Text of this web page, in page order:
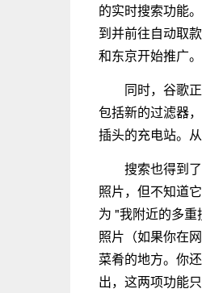
的实时搜索功能
到并前往自动取
和东京开始推广。
同时，谷歌
包括新的过滤器
插头的充电站。
搜索也得到
照片，但不知道
为 "我附近的多
照片（如果你在
菜肴的地方。你
出，这两项功能